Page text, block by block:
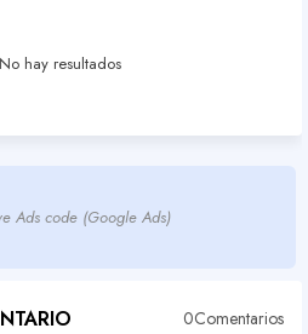
No hay resultados
Ads code (Google Ads)
0Comentarios